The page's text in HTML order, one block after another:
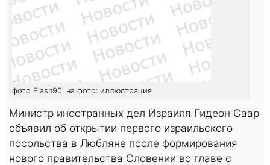
фото Flash90. на фото: иллюстрация
Министр иностранных дел Израиля Гидеон Саар
объявил об открытии первого израильского
посольства в Любляне после формирования
нового правительства Словении во главе с